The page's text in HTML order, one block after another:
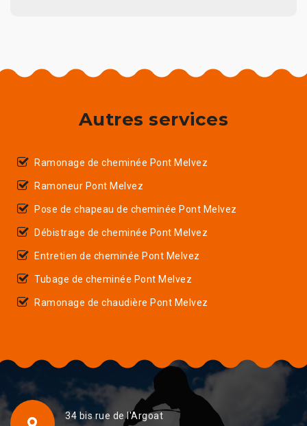
Autres services
Ramonage de cheminée Pont Melvez
Ramoneur Pont Melvez
Pose de chapeau de cheminée Pont Melvez
Débistrage de cheminée Pont Melvez
Entretien de cheminée Pont Melvez
Tubage de cheminée Pont Melvez
Ramonage de chaudière Pont Melvez
34 bis rue de l'Argoat